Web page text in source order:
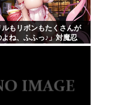
ルもリボンもたくさんが
よね、ふふっ♪」対魔忍
新イベント『バニーとヨ